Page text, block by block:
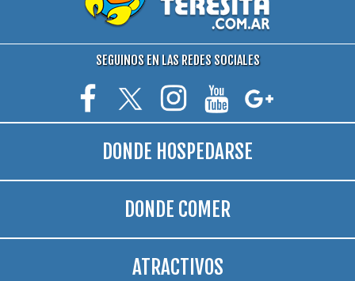
SEGUINOS EN LAS REDES SOCIALES
DONDE HOSPEDARSE
DONDE COMER
ATRACTIVOS